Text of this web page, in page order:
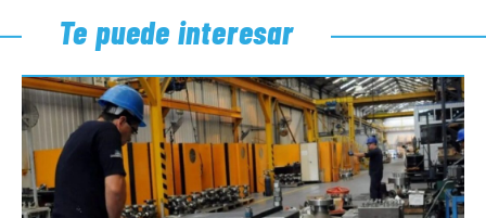
Te puede interesar